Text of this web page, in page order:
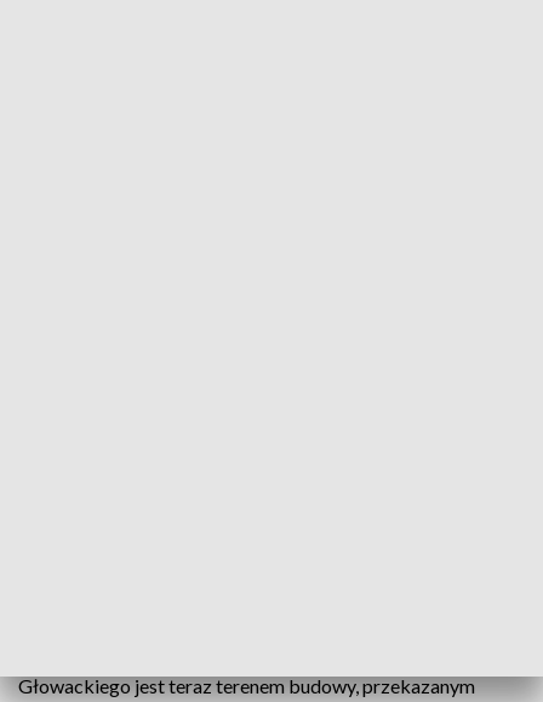
Głowackiego jest teraz terenem budowy, przekazanym